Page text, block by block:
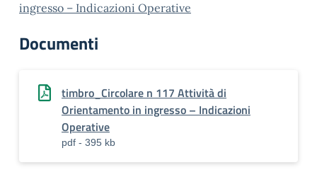
ingresso – Indicazioni Operative
Documenti
timbro_Circolare n 117 Attività di
Orientamento in ingresso – Indicazioni
Operative
pdf - 395 kb